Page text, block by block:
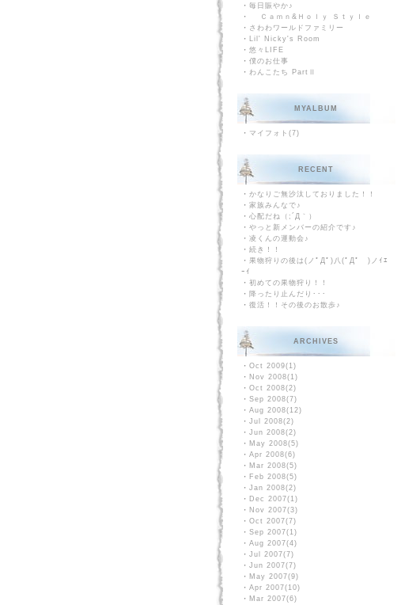
・ 毎日賑やか♪
・
Ｃａｍｎ&Ｈｏｌｙ Ｓｔｙｌｅ
・ さわわワールドファミリー
・ Lil' Nicky's Room
・ 悠々LIFE
・ 僕のお仕事
・ わんこたち PartⅡ
MYALBUM
・ マイフォト(7)
RECENT
・ かなりご無沙汰しておりました！！
・ 家族みんなで♪
・ 心配だね（;´Д｀）
・ やっと新メンバーの紹介です♪
・ 凌くんの運動会♪
・ 続き！！
・ 果物狩りの後は(ノﾟДﾟ)八(ﾟДﾟ )ノｲｴ
ｰｲ
・ 初めての果物狩り！！
・ 降ったり止んだり･･･
・ 復活！！その後のお散歩♪
ARCHIVES
・ Oct 2009(1)
・ Nov 2008(1)
・ Oct 2008(2)
・ Sep 2008(7)
・ Aug 2008(12)
・ Jul 2008(2)
・ Jun 2008(2)
・ May 2008(5)
・ Apr 2008(6)
・ Mar 2008(5)
・ Feb 2008(5)
・ Jan 2008(2)
・ Dec 2007(1)
・ Nov 2007(3)
・ Oct 2007(7)
・ Sep 2007(1)
・ Aug 2007(4)
・ Jul 2007(7)
・ Jun 2007(7)
・ May 2007(9)
・ Apr 2007(10)
・ Mar 2007(6)